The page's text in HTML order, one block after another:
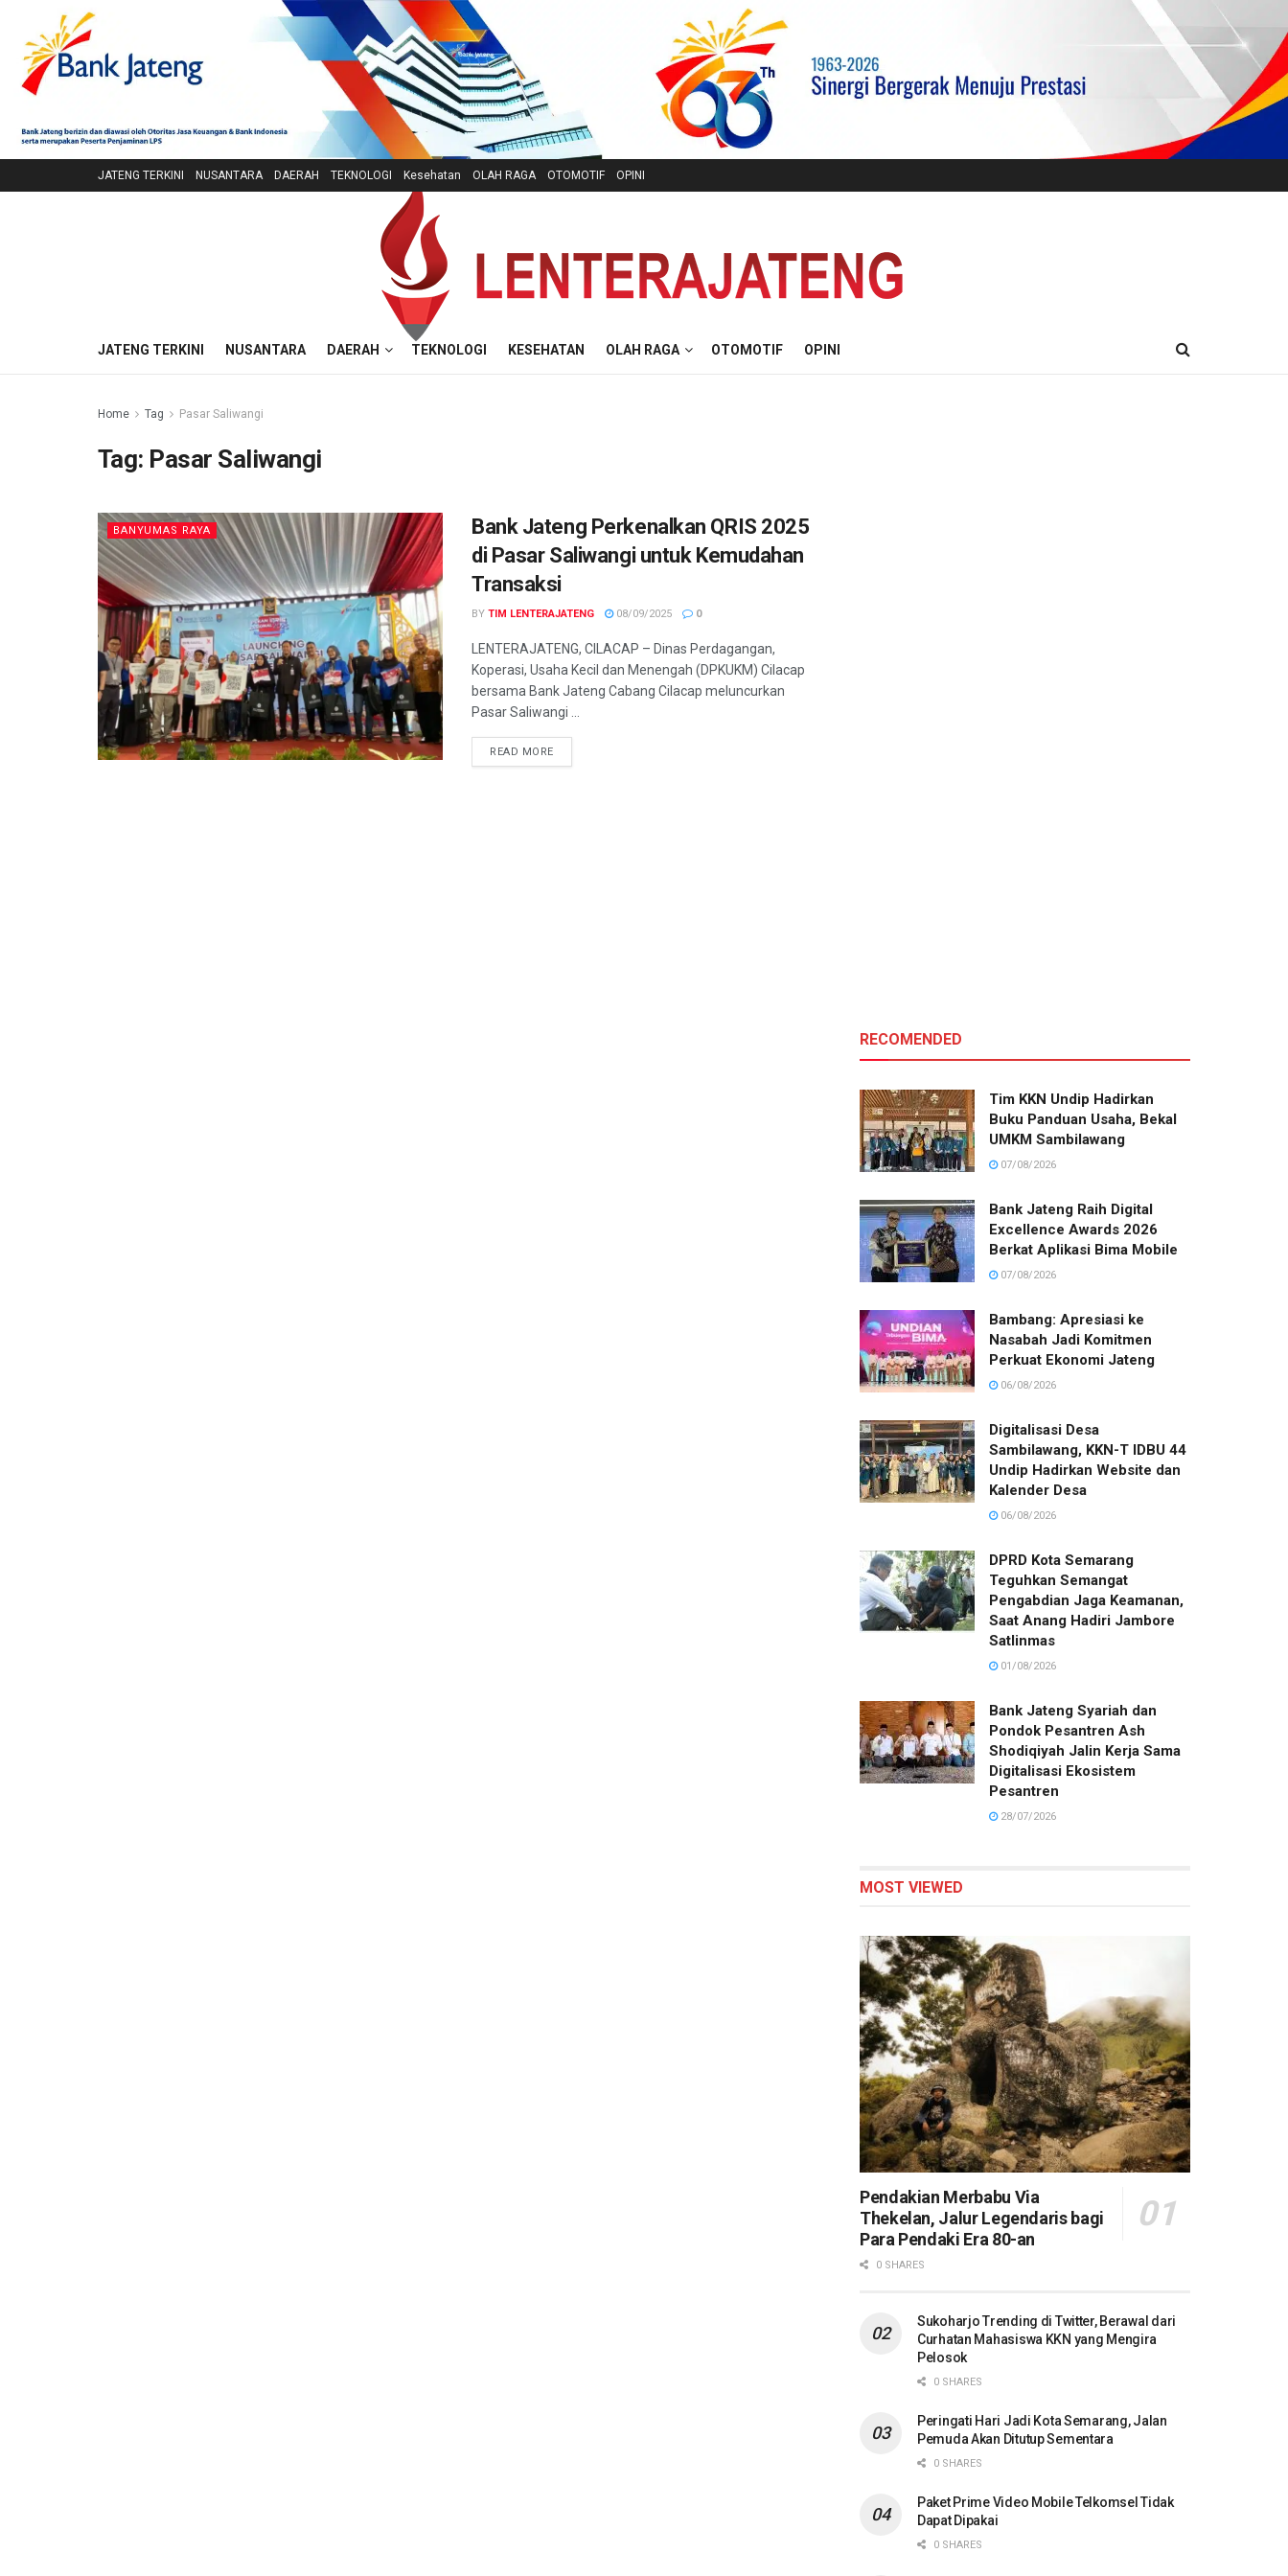
JATENG TERKINI NUSANTARA DAERAH TEKNOLOGI Kesehatan OLAH RAGA OTOMOTIF OPINI
JATENG TERKINI NUSANTARA DAERAH TEKNOLOGI KESEHATAN OLAH RAGA OTOMOTIF OPINI
Home Tag Pasar Saliwangi
Tag: Pasar Saliwangi
BANYUMAS RAYA
Bank Jateng Perkenalkan QRIS 2025
di Pasar Saliwangi untuk Kemudahan
Transaksi
BY TIM LENTERAJATENG 08/09/2025 0
LENTERAJATENG, CILACAP – Dinas Perdagangan,
Koperasi, Usaha Kecil dan Menengah (DPKUKM) Cilacap
bersama Bank Jateng Cabang Cilacap meluncurkan
Pasar Saliwangi ...
READ MOREDETAILS
RECOMENDED
Tim KKN Undip Hadirkan
Buku Panduan Usaha, Bekal
UMKM Sambilawang
07/08/2026
Bank Jateng Raih Digital
Excellence Awards 2026
Berkat Aplikasi Bima Mobile
07/08/2026
Bambang: Apresiasi ke
Nasabah Jadi Komitmen
Perkuat Ekonomi Jateng
06/08/2026
Digitalisasi Desa
Sambilawang, KKN-T IDBU 44
Undip Hadirkan Website dan
Kalender Desa
06/08/2026
DPRD Kota Semarang
Teguhkan Semangat
Pengabdian Jaga Keamanan,
Saat Anang Hadiri Jambore
Satlinmas
01/08/2026
Bank Jateng Syariah dan
Pondok Pesantren Ash
Shodiqiyah Jalin Kerja Sama
Digitalisasi Ekosistem
Pesantren
28/07/2026
MOST VIEWED
Pendakian Merbabu Via
Thekelan, Jalur Legendaris bagi
Para Pendaki Era 80-an
0 SHARES
Sukoharjo Trending di Twitter, Berawal dari
Curhatan Mahasiswa KKN yang Mengira
Pelosok
0 SHARES
Peringati Hari Jadi Kota Semarang, Jalan
Pemuda Akan Ditutup Sementara
0 SHARES
Paket Prime Video Mobile Telkomsel Tidak
Dapat Dipakai
0 SHARES